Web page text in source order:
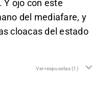
Y ojo con este
del mediafare, y
cloacas del estado
Ver respuestas(1)